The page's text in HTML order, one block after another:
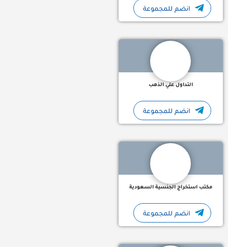
انضم للمجموعة
التداول علي الذهب
التداول علي الذهب قناة مختصة في التداول على االذهب في
انضم للمجموعة
مكتب استخراج الجنسية السعودية
🚻مكتب استخراج تصريح زواج سعودي من اجنبية والعكس
انضم للمجموعة
منصة متخصصة بمتابعة تحركات السوق، واكتشاف الفرص